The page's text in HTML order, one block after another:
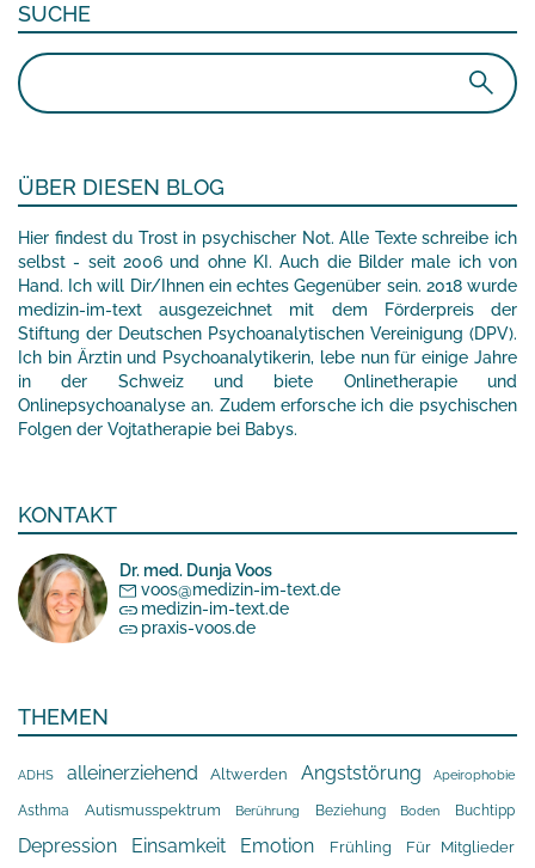
SUCHE
Suchen
nach:
ÜBER DIESEN BLOG
Hier findest du Trost in psychischer Not. Alle Texte schreibe ich
selbst - seit 2006 und ohne KI. Auch die Bilder male ich von
Hand. Ich will Dir/Ihnen ein echtes Gegenüber sein. 2018 wurde
medizin-im-text ausgezeichnet mit dem Förderpreis der
Stiftung der Deutschen Psychoanalytischen Vereinigung (DPV).
Ich bin Ärztin und Psychoanalytikerin, lebe nun für einige Jahre
in der Schweiz und biete Onlinetherapie und
Onlinepsychoanalyse an. Zudem erforsche ich die psychischen
Folgen der Vojtatherapie bei Babys.
KONTAKT
Dr. med. Dunja Voos
voos@medizin-im-text.de
medizin-im-text.de
praxis-voos.de
THEMEN
ADHS alleinerziehend Altwerden Angststörung Apeirophobie
Asthma Autismusspektrum Berührung Beziehung Boden Buchtipp
Depression Einsamkeit Emotion Frühling Für Mitglieder